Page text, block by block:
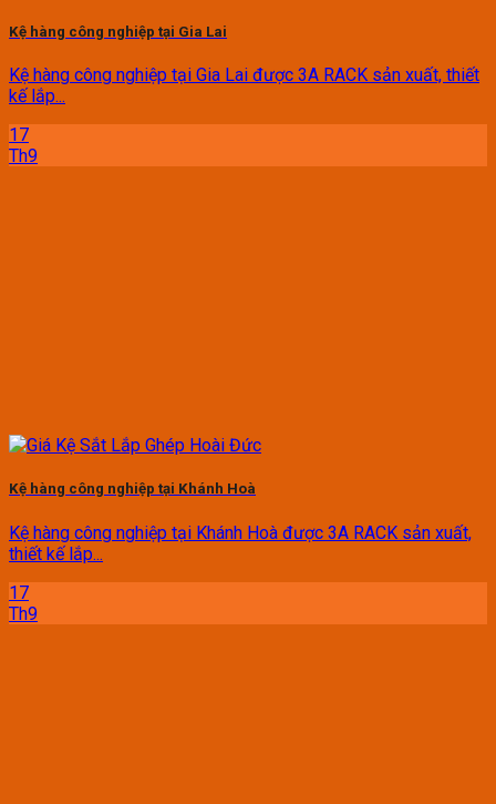
Kệ hàng công nghiệp tại Gia Lai
Kệ hàng công nghiệp tại Gia Lai được 3A RACK sản xuất, thiết
kế lắp...
17
Th9
Kệ hàng công nghiệp tại Khánh Hoà
Kệ hàng công nghiệp tại Khánh Hoà được 3A RACK sản xuất,
thiết kế lắp...
17
Th9